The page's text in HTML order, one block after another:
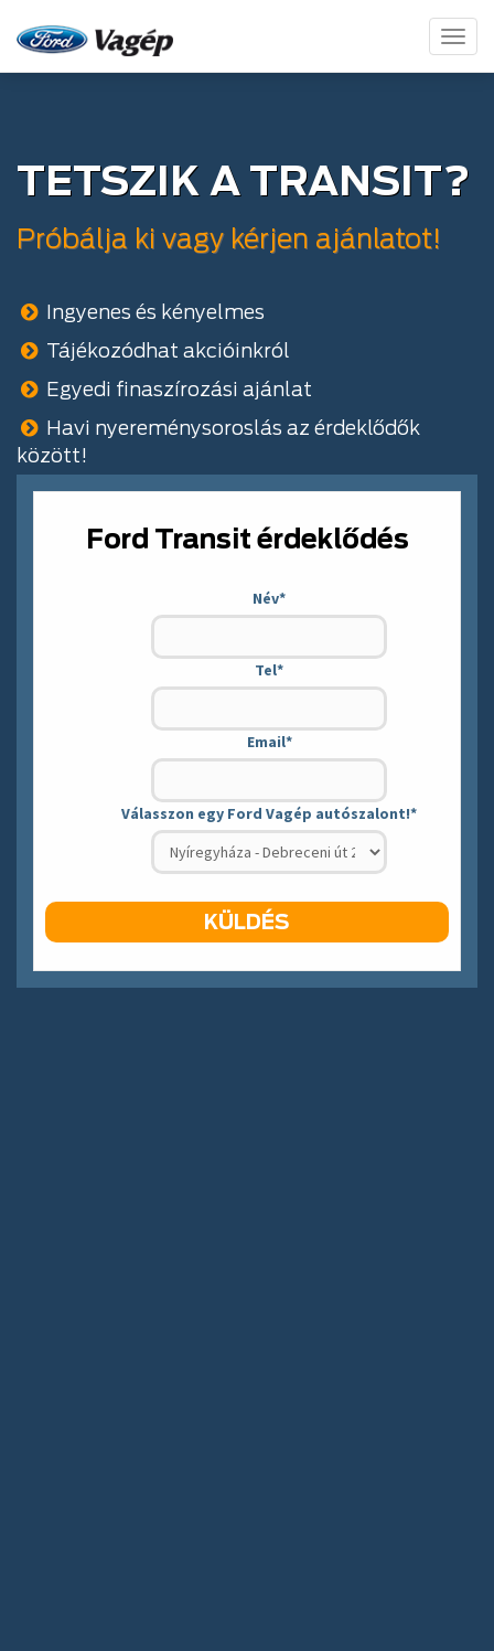
TETSZIK A TRANSIT?
Próbálja ki vagy kérjen ajánlatot!
Ingyenes és kényelmes
Tájékozódhat akcióinkról
Egyedi finaszírozási ajánlat
Havi nyereménysoroslás az érdeklődők
között!
Ford Transit érdeklődés
Név*
Tel*
Email*
Válasszon egy Ford Vagép autószalont!*
KÜLDÉS